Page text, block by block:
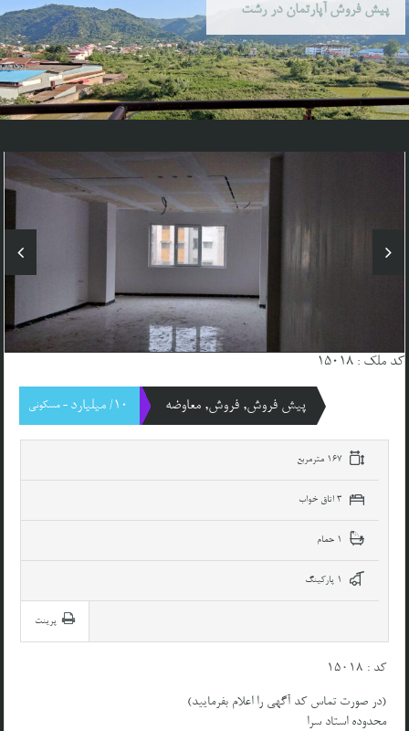
پیش فروش آپارتمان در رشت
کد ملک : 15018
پیش فروش, فروش, معاوضه 10/ میلیارد - مسکونی
پرینت
کد : ۱۵۰۱۸
(در صورت تماس کد آگهی را اعلام بفرمایید)
محدوده استاد سرا